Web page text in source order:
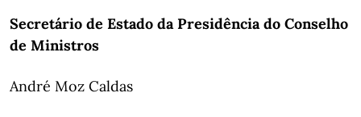
Secretário de Estado da Presidência do Conselho
de Ministros
André Moz Caldas